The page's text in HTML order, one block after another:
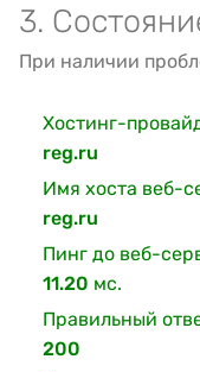
3.
При наличии
Хостинг-
reg.ru
Имя хоста веб-
reg.ru
Пинг до веб-
11.20 мс.
Правильный
200